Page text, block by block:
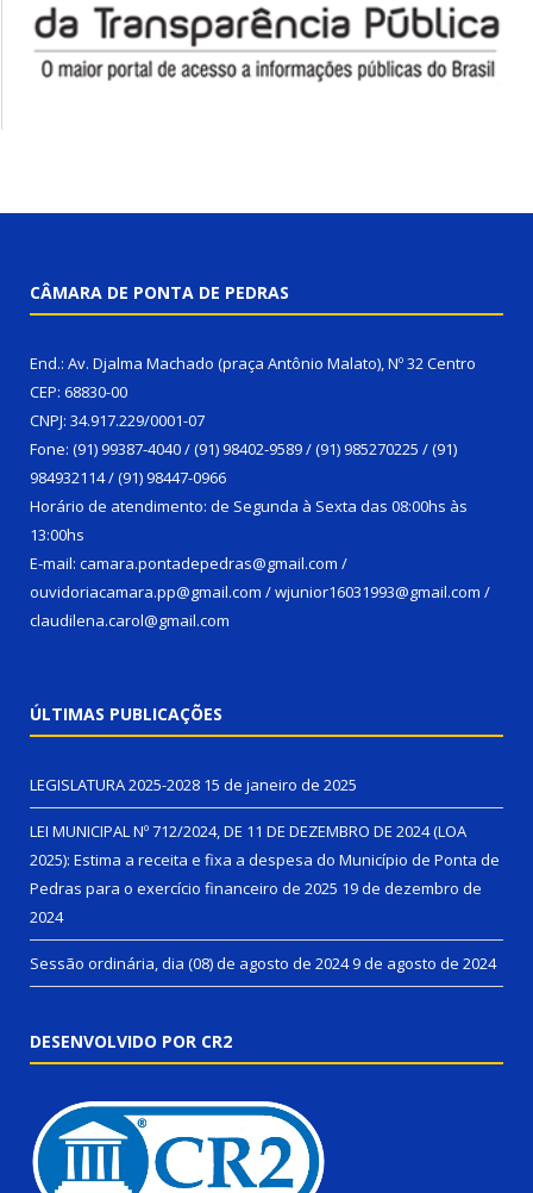
CÂMARA DE PONTA DE PEDRAS
End.: Av. Djalma Machado (praça Antônio Malato), Nº 32 Centro
CEP: 68830-00
CNPJ: 34.917.229/0001-07
Fone: (91) 99387-4040 / (91) 98402-9589 / (91) 985270225 / (91)
984932114 / (91) 98447-0966
Horário de atendimento: de Segunda à Sexta das 08:00hs às
13:00hs
E-mail: camara.pontadepedras@gmail.com /
ouvidoriacamara.pp@gmail.com / wjunior16031993@gmail.com /
claudilena.carol@gmail.com
ÚLTIMAS PUBLICAÇÕES
LEGISLATURA 2025-2028 15 de janeiro de 2025
LEI MUNICIPAL Nº 712/2024, DE 11 DE DEZEMBRO DE 2024 (LOA
2025): Estima a receita e fixa a despesa do Município de Ponta de
Pedras para o exercício financeiro de 2025 19 de dezembro de
2024
Sessão ordinária, dia (08) de agosto de 20249 de agosto de 2024
DESENVOLVIDO POR CR2